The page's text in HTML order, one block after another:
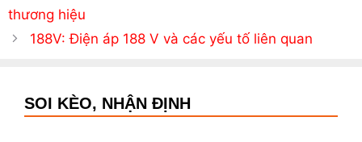
thương hiệu
188V: Điện áp 188 V và các yếu tố liên quan
SOI KÈO, NHẬN ĐỊNH